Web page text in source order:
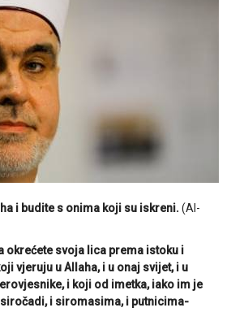
i budite s onima koji su iskreni. (Al-
okrećete svoja lica prema istoku i
vjeruju u Allaha, i u onaj svijet, i u
i koji od imetka, iako im je
i siromasima, i putnicima-